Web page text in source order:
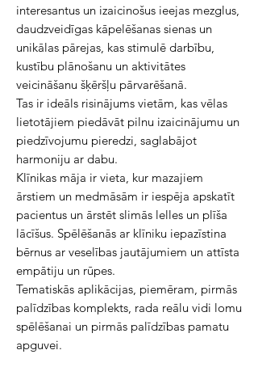
interesantus un izaicinošus ieejas mezglus,
daudzveidīgas kāpelēšanas sienas un
unikālas pārejas, kas stimulē darbību,
kustību plānošanu un aktivitātes
veicināšanu šķēršļu pārvarēšanā.
Tas ir ideāls risinājums vietām, kas vēlas
lietotājiem piedāvāt pilnu izaicinājumu un
piedzīvojumu pieredzi, saglabājot
harmoniju ar dabu.
Klīnikas māja ir vieta, kur mazajiem
ārstiem un medmāsām ir iespēja apskatīt
pacientus un ārstēt slimās lelles un plīša
lācīšus. Spēlēšanās ar klīniku iepazīstina
bērnus ar veselības jautājumiem un attīsta
empātiju un rūpes.
Tematiskās aplikācijas, piemēram, pirmās
palīdzības komplekts, rada reālu vidi lomu
spēlēšanai un pirmās palīdzības pamatu
apguvei.